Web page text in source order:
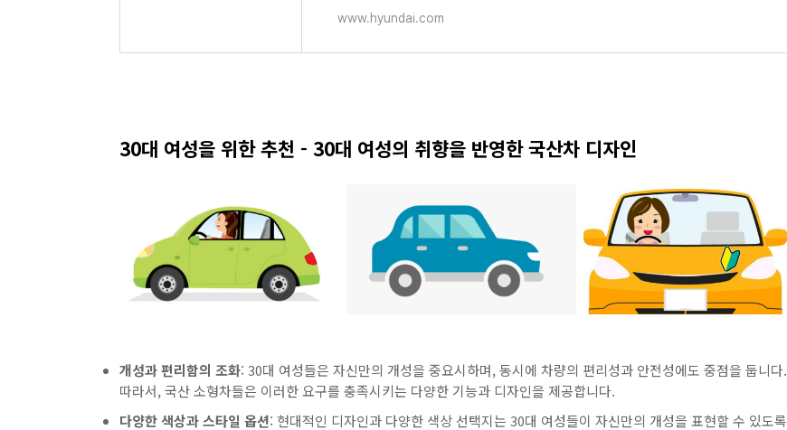
www.hyundai.com
30대 여성을 위한 추천 - 30대 여성의 취향을 반영한 국산차 디자인
개성과 편리함의 조화: 30대 여성들은 자신만의 개성을 중요시하며, 동시에 차량의 편리성과 안전성에도 중점을 둡니다.
따라서, 국산 소형차들은 이러한 요구를 충족시키는 다양한 기능과 디자인을 제공합니다.
다양한 색상과 스타일 옵션: 현대적인 디자인과 다양한 색상 선택지는 30대 여성들이 자신만의 개성을 표현할 수 있도록